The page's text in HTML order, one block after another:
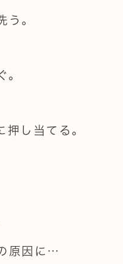
う。
。
し当てる。
原因に…